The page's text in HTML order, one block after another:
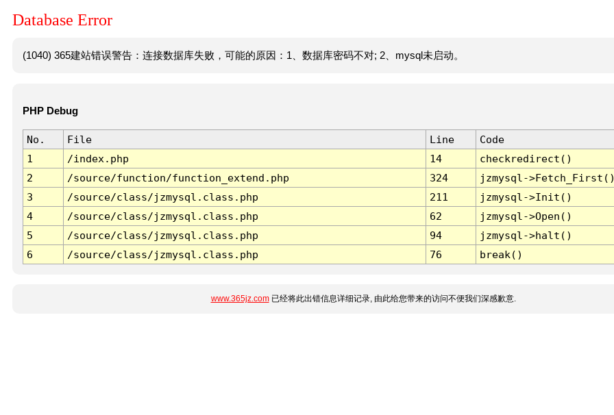
Database Error
(1040) 365建站错误警告：连接数据库失败，可能的原因：1、数据库密码不对; 2、mysql未启动。
PHP Debug
No. File Line
Code
1
/index.php 14
checkredirect()
2
/source/function/function_extend.php 324
jzmysql-
3
/source/class/jzmysql.class.php 211
jzmysql->Init()
4
/source/class/jzmysql.class.php 62
jzmysql->Open()
5
/source/class/jzmysql.class.php 94
jzmysql->halt()
6
/source/class/jzmysql.class.php 76 break()
www.365jz.com已经将此出错信息详细记录, 由此给您带来的访问不便我们深感歉意.